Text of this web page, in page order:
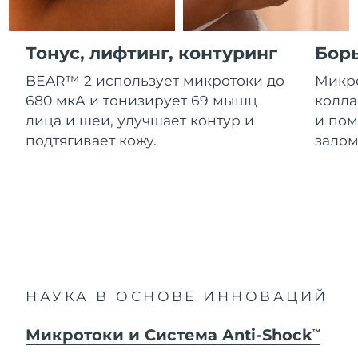
Тонус, лифтинг, контуринг
BEAR™ 2 использует микротоки до
680 мкА и тонизирует 69 мышц
лица и шеи, улучшает контур и
подтягивает кожу.
и
НАУКА В ОСНОВЕ ИННОВАЦИЙ
Микротоки и Система Anti-ShockTM
Косметика Для мужчин
Купить
Гибралтар
Ожидаемая дата доставки
Греция
Ожидаемая дата доставки
Гонконг (САР)
Ожидаемая дата доставки
8/12/26
Ирландия
Ожидаемая дата доставки
Ожидаемая дата доставки